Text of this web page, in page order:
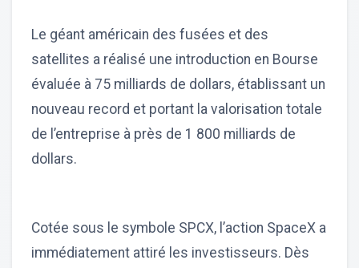
Le géant américain des fusées et des
satellites a réalisé une introduction en Bourse
évaluée à 75 milliards de dollars, établissant un
nouveau record et portant la valorisation totale
de l’entreprise à près de 1 800 milliards de
dollars.
Cotée sous le symbole SPCX, l’action SpaceX a
immédiatement attiré les investisseurs. Dès